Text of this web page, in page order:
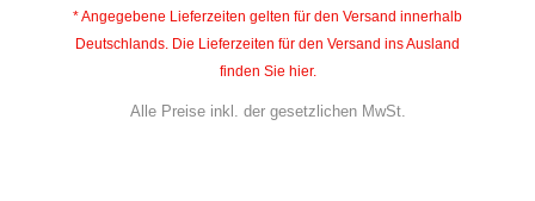
* Angegebene Lieferzeiten gelten für den Versand innerhalb
Deutschlands. Die Lieferzeiten für den Versand ins Ausland
finden Sie hier.
Alle Preise inkl. der gesetzlichen MwSt.